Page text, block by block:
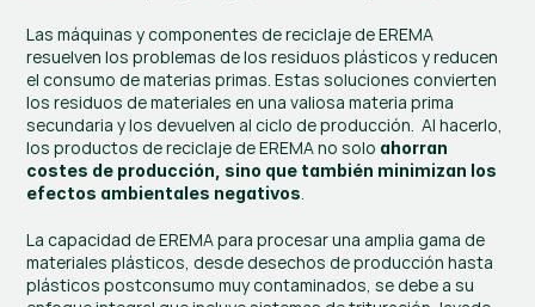
Las máquinas y componentes de reciclaje de EREMA
resuelven los problemas de los residuos plásticos y reducen
el consumo de materias primas. Estas soluciones convierten
los residuos de materiales en una valiosa materia prima
secundaria y los devuelven al ciclo de producción.  Al hacerlo,
los productos de reciclaje de EREMA no solo ahorran
costes de producción, sino que también minimizan los
efectos ambientales negativos.
La capacidad de EREMA para procesar una amplia gama de
materiales plásticos, desde desechos de producción hasta
plásticos postconsumo muy contaminados, se debe a su